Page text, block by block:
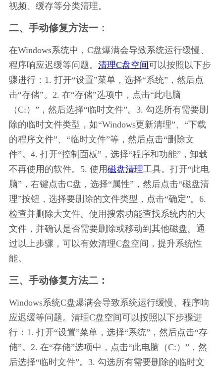
视频、缓存等分类清理。
二、手动修复方法一：
在Windows系统中，C盘爆满会导致系统运行缓慢、
程序响应迟缓等问题。 清理C盘空间可以按照以下步
骤进行：1. 打开“设置”菜单，选择“系统”，然后点
击“存储”。2. 在“存储”选项中，点击“此电脑
（C:）”，然后选择“临时文件”。3. 勾选所有需要删
除的临时文件类型，如“Windows更新清理”、“下载
的程序文件”、“临时文件”等，然后点击“删除文
件”。4. 打开“控制面板”，选择“程序和功能”，卸载
不再使用的软件。5. 使用磁盘清理工具。打开“此电
脑”，右键点击C盘，选择“属性”，然后点击“磁盘清
理”按钮，选择要删除的文件类型，点击“确定”。6.
检查并删除大文件。使用搜索功能查找系统内的大
文件，并确认是否需要删除或移动到其他磁盘。通
过以上步骤，可以有效清理C盘空间，提升系统性
能。
三、手动修复方法二：
Windows系统C盘爆满会导致系统运行缓慢、程序响
应迟缓等问题。清理C盘空间可以按照以下步骤进
行：1. 打开“设置”菜单，选择“系统”，然后点击“存
储”。2. 在“存储”选项中，点击“此电脑（C:）”，然
后选择“临时文件”。3. 勾选所有需要删除的临时文